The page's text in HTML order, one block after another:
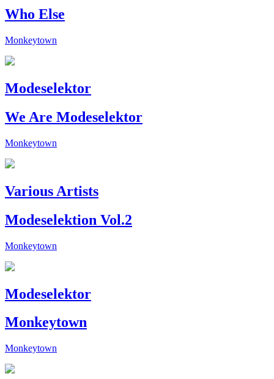
Who Else
Monkeytown
Modeselektor
We Are Modeselektor
Monkeytown
Various Artists
Modeselektion Vol.2
Monkeytown
Modeselektor
Monkeytown
Monkeytown